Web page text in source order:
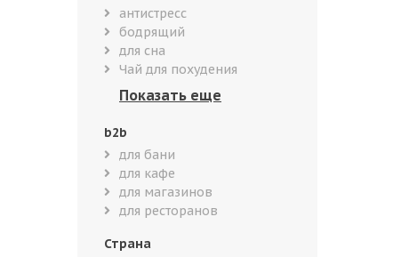
антистресс
бодрящий
для сна
Чай для похудения
b2b
для бани
для кафе
для магазинов
для ресторанов
Страна